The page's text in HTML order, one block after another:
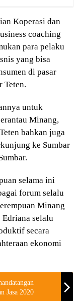
Koperasi dan
coaching
para pelaku
yang bisa
di pasar
Teten.
untuk
Minang,
bahkan juga
ke Sumbar
selama ini
forum selalu
Minang
selalu
secara
ekonomi
Jasa 2020